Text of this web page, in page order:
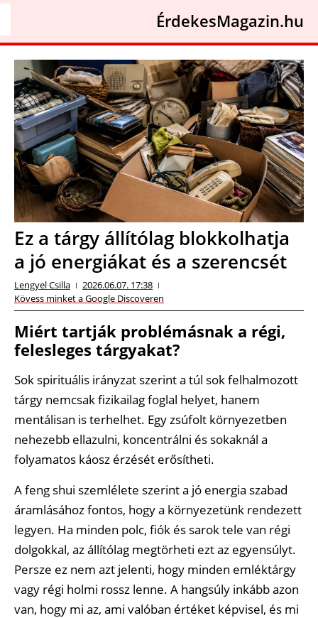
ÉrdekesMagazin.hu
Ez a tárgy állítólag blokkolhatja
a jó energiákat és a szerencsét
Lengyel Csilla
2026.06.07. 17:38
Kövess minket a Google Discoveren
Miért tartják problémásnak a régi,
felesleges tárgyakat?
Sok spirituális irányzat szerint a túl sok felhalmozott
tárgy nemcsak fizikailag foglal helyet, hanem
mentálisan is terhelhet. Egy zsúfolt környezetben
nehezebb ellazulni, koncentrálni és sokaknál a
folyamatos káosz érzését erősítheti.
A feng shui szemlélete szerint a jó energia szabad
áramlásához fontos, hogy a környezetünk rendezett
legyen. Ha minden polc, fiók és sarok tele van régi
dolgokkal, az állítólag megtörheti ezt az egyensúlyt.
Persze ez nem azt jelenti, hogy minden emléktárgy
vagy régi holmi rossz lenne. A hangsúly inkább azon
van, hogy mi az, ami valóban értéket képvisel, és mi